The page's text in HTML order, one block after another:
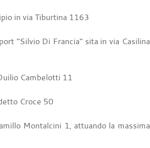
in via Tiburtina 1163
"Silvio Di Francia" sita in via Casilina
Cambelotti 11
Croce 50
Montalcini 1, attuando la massima